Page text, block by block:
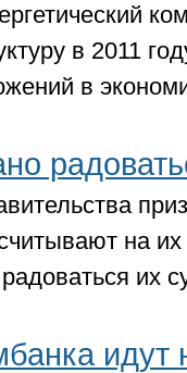
в 2011
в
на
их
идут